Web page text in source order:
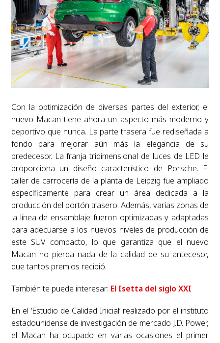
Con la optimización de diversas partes del exterior, el
nuevo Macan tiene ahora un aspecto más moderno y
deportivo que nunca. La parte trasera fue rediseñada a
fondo para mejorar aún más la elegancia de su
predecesor. La franja tridimensional de luces de LED le
proporciona un diseño característico de Porsche. El
taller de carrocería de la planta de Leipzig fue ampliado
específicamente para crear un área dedicada a la
producción del portón trasero. Además, varias zonas de
la línea de ensamblaje fueron optimizadas y adaptadas
para adecuarse a los nuevos niveles de producción de
este SUV compacto, lo que garantiza que el nuevo
Macan no pierda nada de la calidad de su antecesor,
que tantos premios recibió.
También te puede interesar: El Isetta del siglo XXI
En el ‘Estudio de Calidad Inicial’ realizado por el instituto
estadounidense de investigación de mercado J.D. Power,
el Macan ha ocupado en varias ocasiones el primer